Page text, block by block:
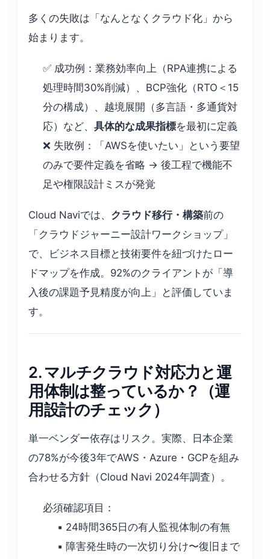
多くの失敗は「なんとなくクラウド化」から
始まります。
✅ 成功例：業務効率向上（RPA連携による
処理時間30%削減）、BCP強化（RTO＜15
分の構成）、越境展開（多言語・多通貨対
応）など、具体的な成果指標を最初に定義
❌ 失敗例：「AWSを使いたい」という要望
のみで要件定義を省略 → 後工程で機能不
足や権限設計ミスが発覚
Cloud Naviでは、 クラウド移行・構築前の
「クラウドジャーニー設計ワークショップ」
で、ビジネス目標と技術要件を紐づけたロー
ドマップを作成。92%のクライアントが「導
入後の課題予見精度が向上」と評価していま
す。
2. マルチクラウド対応力と運
用体制は整っているか？（運
用設計のチェック）
単一ベンダー依存はリスク。実際、日本企業
の78%が今後3年でAWS・Azure・GCPを組み
合わせる方針（Cloud Navi 2024年調査）。
必須確認項目：
▪️ 24時間365日の有人監視体制の有無
▪️ 障害発生時の一次切り分け〜復旧まで